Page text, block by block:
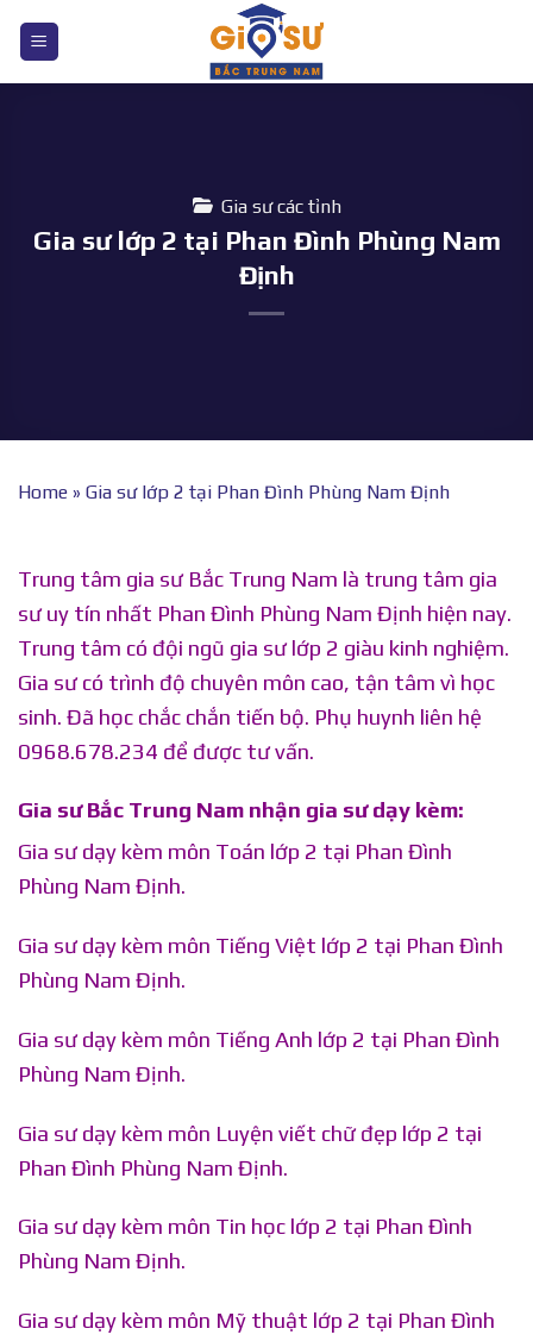
nội
Gia sư các tỉnh
Gia sư lớp 2 tại Phan Đình Phùng Nam
Định
Home » Gia sư lớp 2 tại Phan Đình Phùng Nam Định
Trung tâm gia sư Bắc Trung Nam là trung tâm gia
sư uy tín nhất Phan Đình Phùng Nam Định hiện nay.
Trung tâm có đội ngũ gia sư lớp 2 giàu kinh nghiệm.
Gia sư có trình độ chuyên môn cao, tận tâm vì học
sinh. Đã học chắc chắn tiến bộ. Phụ huynh liên hệ
0968.678.234 để được tư vấn.
Gia sư Bắc Trung Nam nhận gia sư dạy kèm:
Gia sư dạy kèm môn Toán lớp 2 tại Phan Đình
Phùng Nam Định.
Gia sư dạy kèm môn Tiếng Việt lớp 2 tại Phan Đình
Phùng Nam Định.
Gia sư dạy kèm môn Tiếng Anh lớp 2 tại Phan Đình
Phùng Nam Định.
Gia sư dạy kèm môn Luyện viết chữ đẹp lớp 2 tại
Phan Đình Phùng Nam Định.
Gia sư dạy kèm môn Tin học lớp 2 tại Phan Đình
Phùng Nam Định.
Gia sư dạy kèm môn Mỹ thuật lớp 2 tại Phan Đình